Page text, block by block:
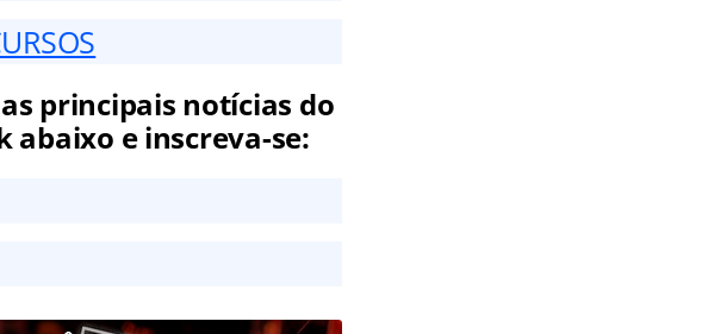
principais notícias do
abaixo e inscreva-se: